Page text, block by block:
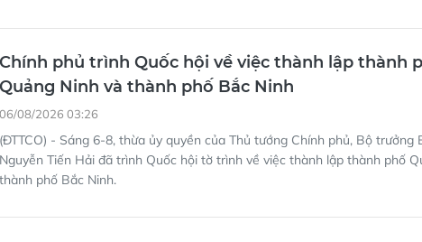
Chính phủ trình Quốc hội về việc thành lập thành
Quảng Ninh và thành phố Bắc Ninh
(ĐTTCO) - Sáng 6-8, thừa ủy quyền của Thủ tướng Chính phủ, Bộ trưởng
Nguyễn Tiến Hải đã trình Quốc hội tờ trình về việc thành lập thành phố
thành phố Bắc Ninh.